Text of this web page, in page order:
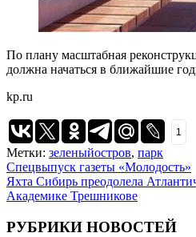
По плану масштабная
должна начаться в ближайшие
kp.ru
1
Метки: зеленыйостров, парк
Навигация
по
Спецвыпуск газеты «Молодость»
Яхта Сибирь преодолела
Академике Трешникове
РУБРИКИ НОВОСТЕЙ